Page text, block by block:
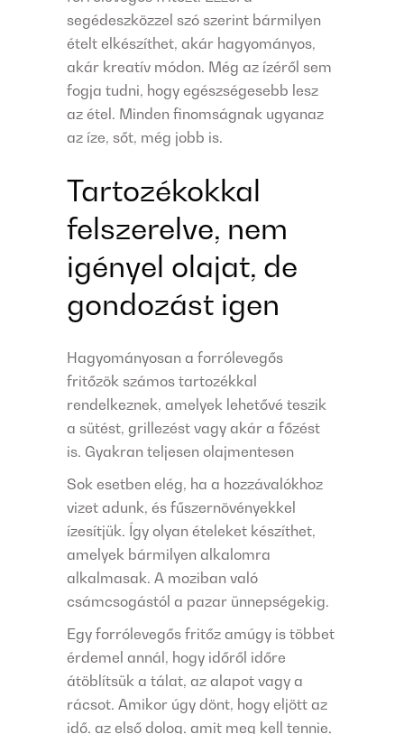
segédeszközzel szó szerint bármilyen
ételt elkészíthet, akár hagyományos,
akár kreatív módon. Még az ízéről sem
fogja tudni, hogy egészségesebb lesz
az étel. Minden finomságnak ugyanaz
az íze, sőt, még jobb is.
Tartozékokkal
felszerelve, nem
igényel olajat, de
gondozást igen
Hagyományosan a forrólevegős
fritőzök számos tartozékkal
rendelkeznek, amelyek lehetővé teszik
a sütést, grillezést vagy akár a főzést
is. Gyakran teljesen olajmentesen
Sok esetben elég, ha a hozzávalókhoz
vizet adunk, és fűszernövényekkel
ízesítjük. Így olyan ételeket készíthet,
amelyek bármilyen alkalomra
alkalmasak. A moziban való
csámcsogástól a pazar ünnepségekig.
Egy forrólevegős fritőz amúgy is többet
érdemel annál, hogy időről időre
átöblítsük a tálat, az alapot vagy a
rácsot. Amikor úgy dönt, hogy eljött az
idő, az első dolog, amit meg kell tennie,